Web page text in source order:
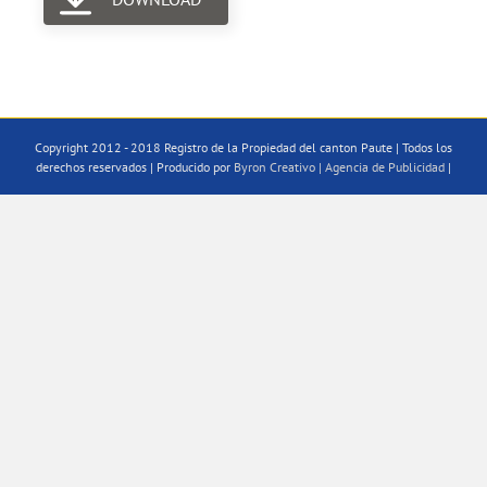
Copyright 2012 - 2018 Registro de la Propiedad del canton Paute | Todos los
derechos reservados | Producido por Byron Creativo | Agencia de Publicidad |